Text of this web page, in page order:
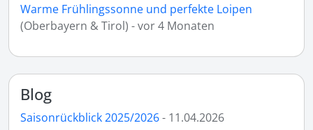
Warme Frühlingssonne und perfekte Loipen
(Oberbayern & Tirol) - vor 4 Monaten
Blog
Saisonrückblick 2025/2026- 11.04.2026